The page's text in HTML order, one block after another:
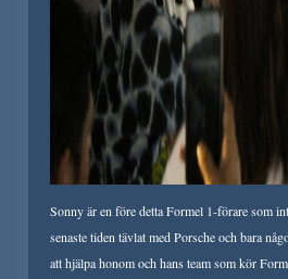
Sonny är en före detta Formel 1-förare som
senaste tiden tävlat med Porsche och bara
att hjälpa honom och hans team som kör